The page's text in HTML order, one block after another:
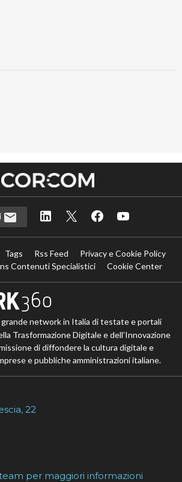
Tags Rss Feed
Privacy e Cookie Policy
Contenuti Specialistici
Cookie Center
grande network in Italia di testate e portali
Trasformazione Digitale e dell’Innovazione
di diffondere la cultura digitale e
e pubbliche amministrazioni italiane.
22
per maggiori informazioni